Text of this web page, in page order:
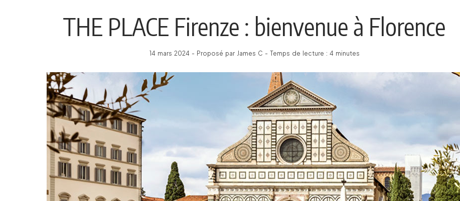
THE PLACE Firenze : bienvenue à Florence
14 mars 2024 - Proposé par James C - Temps de lecture : 4 minutes